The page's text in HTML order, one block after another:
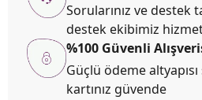
Sorularınız ve destek
destek ekibimiz
%100 Güvenli
Güçlü ödeme
kartınız güvende